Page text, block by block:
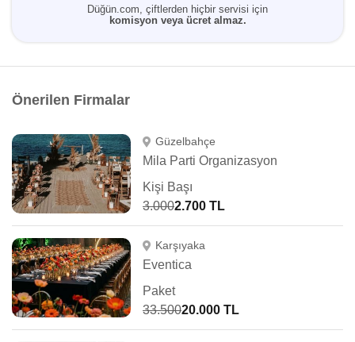
Düğün.com, çiftlerden hiçbir servisi için
komisyon veya ücret almaz.
Önerilen Firmalar
Güzelbahçe
Mila Parti Organizasyon
Kişi Başı
3.0002.700 TL
Karşıyaka
Eventica
Paket
33.50020.000 TL